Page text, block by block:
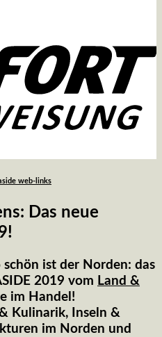
web-links
Das neue
schön ist der Norden: das
2019 vom Land &
im Handel!
Kulinarik, Inseln &
im Norden und